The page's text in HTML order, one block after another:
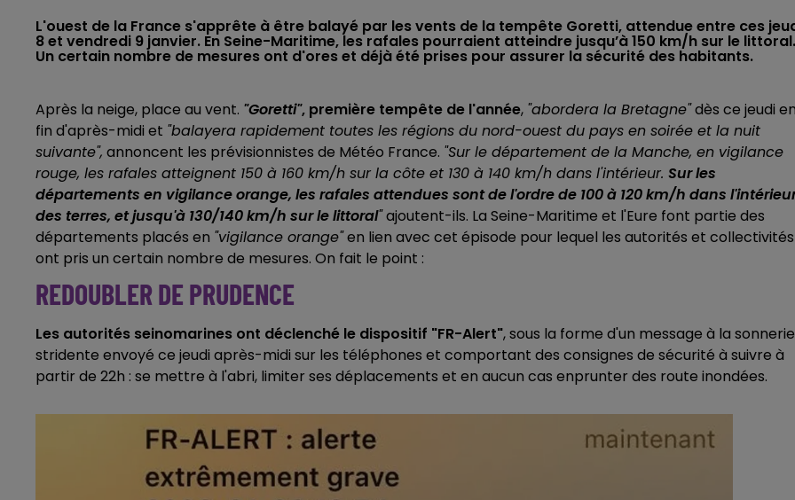
L'ouest de la France s'apprête à être balayé par les vents de la tempête Goretti, attendue entre ces
8 et vendredi 9 janvier. En Seine-Maritime, les rafales pourraient atteindre jusqu’à 150 km/h sur le littoral.
Un certain nombre de mesures ont d'ores et déjà été prises pour assurer la sécurité des habitants.
Après la neige, place au vent. "Goretti", première tempête de l'année, "abordera la Bretagne"dès ce jeudi en
fin d'après-midi et "balayera rapidement toutes les régions du nord-ouest du pays en soirée et la nuit
suivante", annoncent les prévisionnistes de Météo France. "Sur le département de la Manche, en vigilance
rouge, les rafales atteignent 150 à 160 km/h sur la côte et 130 à 140 km/h dans l'intérieur. Sur les
départements en vigilance orange, les rafales attendues sont de l'ordre de 100 à 120 km/h dans
des terres, et jusqu'à 130/140 km/h sur le littoral"ajoutent-ils. La Seine-Maritime et l'Eure font partie des
départements placés en "vigilance orange"en lien avec cet épisode pour lequel les autorités et collectivités
ont pris un certain nombre de mesures. On fait le point :
REDOUBLER DE PRUDENCE
Les autorités seinomarines ont déclenché le dispositif "FR-Alert", sous la forme d'un message à la sonnerie
stridente envoyé ce jeudi après-midi sur les téléphones et comportant des consignes de sécurité à suivre à
partir de 22h : se mettre à l'abri, limiter ses déplacements et en aucun cas enprunter des route inondées.